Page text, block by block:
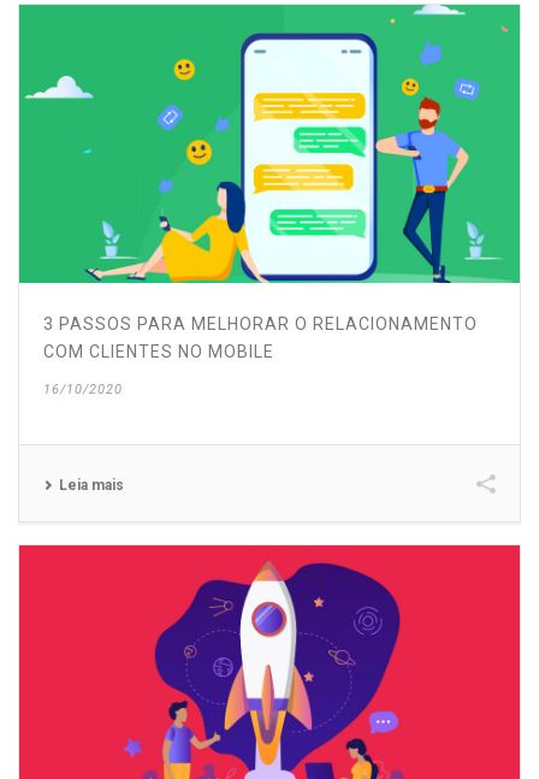
3 PASSOS PARA MELHORAR O RELACIONAMENTO
COM CLIENTES NO MOBILE
16/10/2020
Leia mais